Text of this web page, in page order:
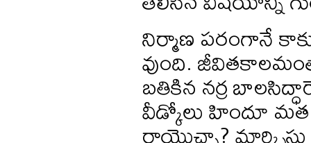
నిర్మాణ పరంగానే
వుంది.
బతికిన నర్ర
వీడ్కోలు హిందూ మత